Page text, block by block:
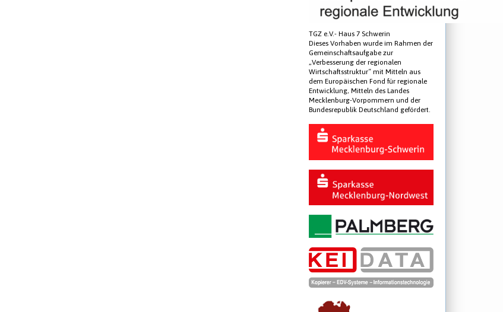
TGZ e.V.- Haus 7 Schwerin
Dieses Vorhaben wurde im Rahmen der
Gemeinschaftsaufgabe zur
„Verbesserung der regionalen
Wirtschaftsstruktur“ mit Mitteln aus
dem Europäischen Fond für regionale
Entwicklung, Mitteln des Landes
Mecklenburg-Vorpommern und der
Bundesrepublik Deutschland gefördert.